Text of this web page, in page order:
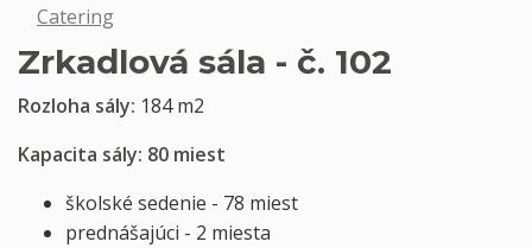
Catering
Zrkadlová sála - č. 102
Rozloha sály: 184 m2
Kapacita sály: 80 miest
školské sedenie - 78 miest
prednášajúci - 2 miesta